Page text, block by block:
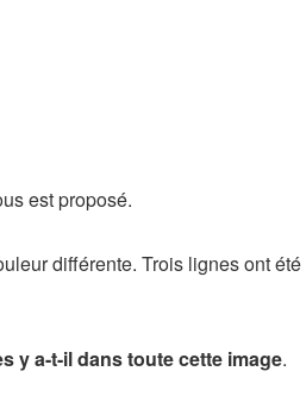
est proposé.
différente. Trois lignes ont été
y a-t-il dans toute cette image.